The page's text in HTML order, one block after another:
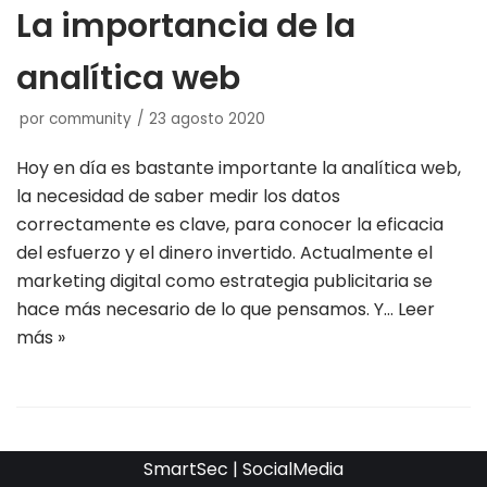
La importancia de la
analítica web
por community 23 agosto 2020
Hoy en día es bastante importante la analítica web,
la necesidad de saber medir los datos
correctamente es clave, para conocer la eficacia
del esfuerzo y el dinero invertido. Actualmente el
marketing digital como estrategia publicitaria se
hace más necesario de lo que pensamos. Y… Leer
más »
SmartSec | SocialMedia